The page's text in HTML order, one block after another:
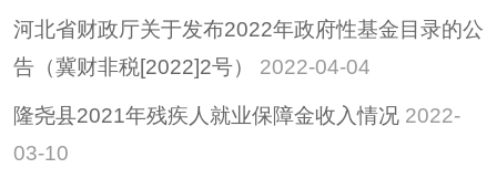
减税降费
河北省财政厅关于发布2022年政府性基金目录的公
告（冀财非税[2022]2号）
2022-04-04
隆尧县2021年残疾人就业保障金收入情况 2022-
03-10